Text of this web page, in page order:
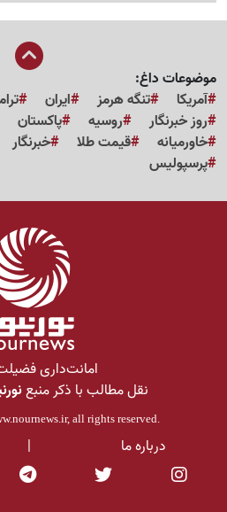
موضوعات داغ:
آمریکا
تنگه هرمز ایران
روز خبرنگار
روسیه پاکستان
خاورمیانه
قیمت طلا خبرنگار
پرسپولیس
امانت‌داری
نقل مطالب با ذکر منبع
, all rights reserved.
درباره ما |